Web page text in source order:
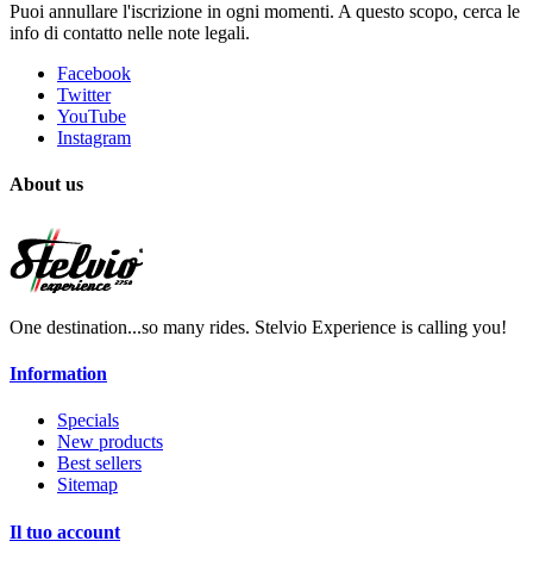
Puoi annullare l'iscrizione in ogni momenti. A questo scopo, cerca le
info di contatto nelle note legali.
Facebook
Twitter
YouTube
Instagram
About us
One destination...so many rides. Stelvio Experience is calling you!
Information
Specials
New products
Best sellers
Sitemap
Il tuo account